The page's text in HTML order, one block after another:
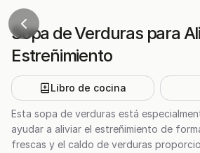
Sopa de Verduras para
Estreñimiento
Libro de cocina
Esta sopa de verduras está
ayudar a aliviar el estreñimiento de
frescas y el caldo de verduras